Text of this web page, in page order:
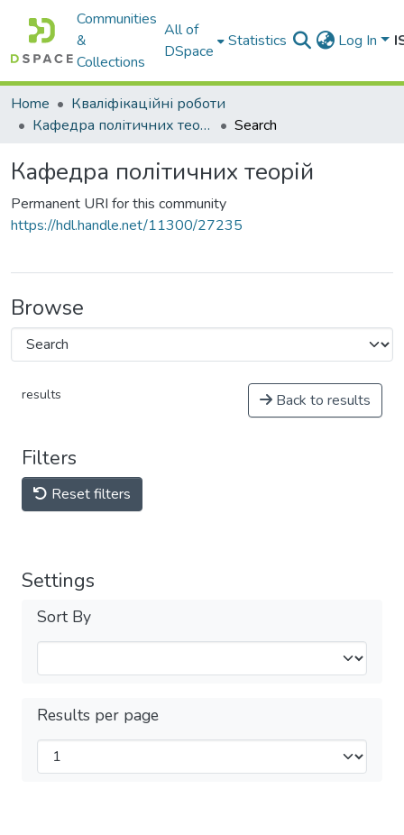
Communities
&
Collections
All of
DSpace
Statistics Log In
Home
Кваліфікаційні роботи
Кафедра політичних теорій
Search
Кафедра політичних теорій
Permanent URI for this community
https://hdl.handle.net/11300/27235
Browse
results Back to results
Filters
Reset filters
Settings
Sort By
Results per page